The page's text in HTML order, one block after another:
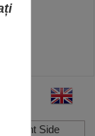
Right Side